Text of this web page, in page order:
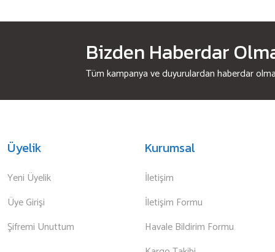
Bizden Haberdar
Tüm kampanya ve duyurulardan haberdar
Üyelik
Yeni Üyelik
Üye Girişi
Şifremi Unuttum
Kurumsal
İletişim
İletişim Formu
Havale Bildirim Formu